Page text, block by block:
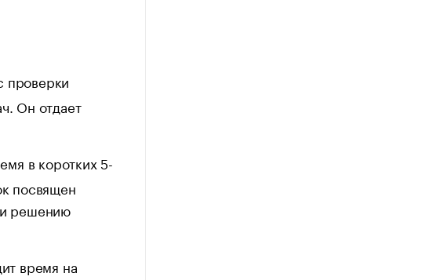
проверки
Он отдает
в коротких 5-
посвящен
решению
время на